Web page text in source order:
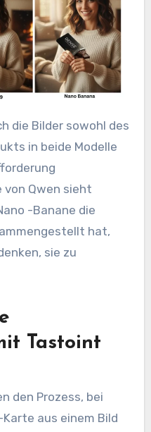
die Bilder sowohl des
in beide Modelle
von Qwen sieht
-Banane die
hat,
sie zu
Tastoint
den Prozess, bei
aus einem Bild